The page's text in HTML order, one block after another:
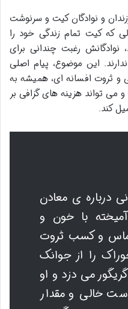
و نوادگان کیت و سرنوشت
که کیت تمام زندگی خود را
نوادگانش رغبت چندانی برای
این موضوع، پیام اصلی
و ثروت افسانه ای، همیشه به
تواند هزینه های گزافی بر
کند.
درباره ی معادن
با خون و
و کسب ثروت
را از جوانک
می دزد و او
با دست خالی و مقدار